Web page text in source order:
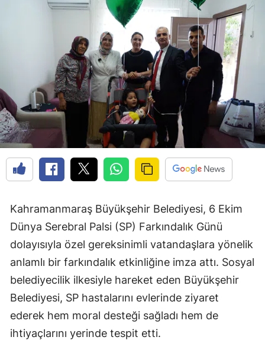
Kahramanmaraş Büyükşehir Belediyesi, 6 Ekim
Dünya Serebral Palsi (SP) Farkındalık Günü
dolayısıyla özel gereksinimli vatandaşlara yönelik
anlamlı bir farkındalık etkinliğine imza attı. Sosyal
belediyecilik ilkesiyle hareket eden Büyükşehir
Belediyesi, SP hastalarını evlerinde ziyaret
ederek hem moral desteği sağladı hem de
ihtiyaçlarını yerinde tespit etti.